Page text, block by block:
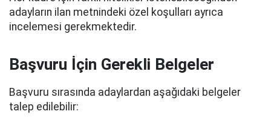
adayların ilan metnindeki özel koşulları ayrıca
incelemesi gerekmektedir.
Başvuru İçin Gerekli Belgeler
Başvuru sırasında adaylardan aşağıdaki belgeler
talep edilebilir: